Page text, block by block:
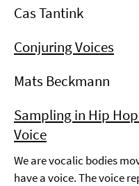
Cas Tantink
Conjuring Voices
Mats Beckmann
Sampling in Hip
Voice
We are vocalic bodies
have a voice. The voice